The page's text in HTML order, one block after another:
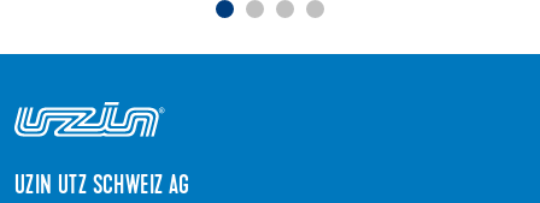
UZIN UTZ SCHWEIZ AG